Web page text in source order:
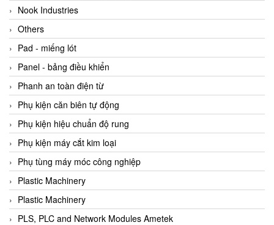
Beijer
Beinlich-pumps
Beka
BEKO
Belimo
Benetech Vietnam
Bently Nevada
Bentone Vietnam
Bernstein Vietnam
Berthold
Bestech
Bestech
Nook Industries
Others
Pad - miếng lót
Panel - bảng điều khiển
Phanh an toàn điện từ
Phụ kiện căn biên tự động
Phụ kiện hiệu chuẩn độ rung
Phụ kiện máy cắt kim loại
Phụ tùng máy móc công nghiệp
Plastic Machinery
Plastic Machinery
PLS, PLC and Network Modules Ametek